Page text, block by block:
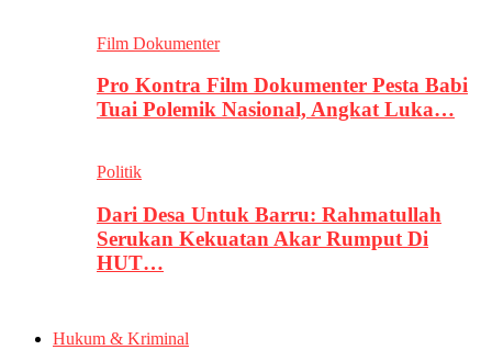
Film Dokumenter
Pro Kontra Film Dokumenter Pesta Babi
Tuai Polemik Nasional, Angkat Luka…
Politik
Dari Desa Untuk Barru: Rahmatullah
Serukan Kekuatan Akar Rumput Di
HUT…
Hukum & Kriminal